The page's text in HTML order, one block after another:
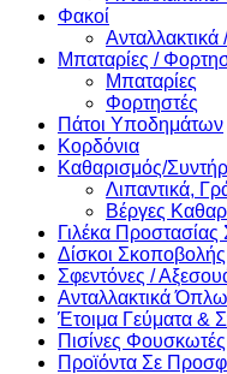
Φακοί
Μπαταρίες /
Μπαταρίες
Φορτηστές
Πάτοι Υποδημάτων
Κορδόνια
Καθαρισμός/
Λιπαντικά,
Βέργες
Γιλέκα
Δίσκοι Σκοποβολής
Σφεντόνες /
Ανταλλακτικά
Έτοιμα Γεύματα &
Πισίνες Φουσκωτές
Προϊόντα Σε